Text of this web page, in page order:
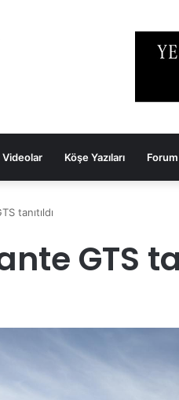
Videolar Köşe Yazıları Forum
tanıtıldı
GTS